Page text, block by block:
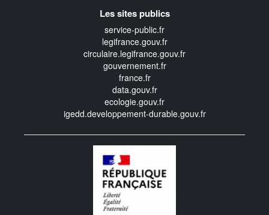
Les sites publics
service-public.fr
legifrance.gouv.fr
circulaire.legifrance.gouv.fr
gouvernement.fr
france.fr
data.gouv.fr
ecologie.gouv.fr
igedd.developpement-durable.gouv.fr